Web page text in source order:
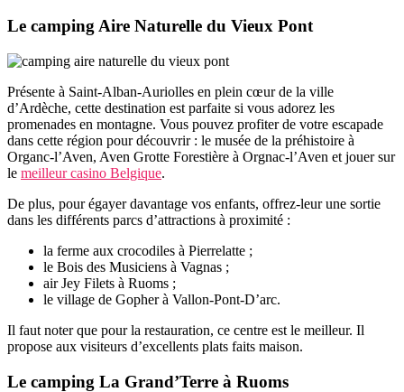
Le camping Aire Naturelle du Vieux Pont
Présente à Saint-Alban-Auriolles en plein cœur de la ville
d’Ardèche, cette destination est parfaite si vous adorez les
promenades en montagne. Vous pouvez profiter de votre escapade
dans cette région pour découvrir : le musée de la préhistoire à
Organc-l’Aven, Aven Grotte Forestière à Orgnac-l’Aven et jouer sur
le meilleur casino Belgique.
De plus, pour égayer davantage vos enfants, offrez-leur une sortie
dans les différents parcs d’attractions à proximité :
la ferme aux crocodiles à Pierrelatte ;
le Bois des Musiciens à Vagnas ;
air Jey Filets à Ruoms ;
le village de Gopher à Vallon-Pont-D’arc.
Il faut noter que pour la restauration, ce centre est le meilleur. Il
propose aux visiteurs d’excellents plats faits maison.
Le camping La Grand’Terre à Ruoms